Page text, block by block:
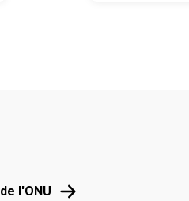
l'ONU À propos de l'ONU